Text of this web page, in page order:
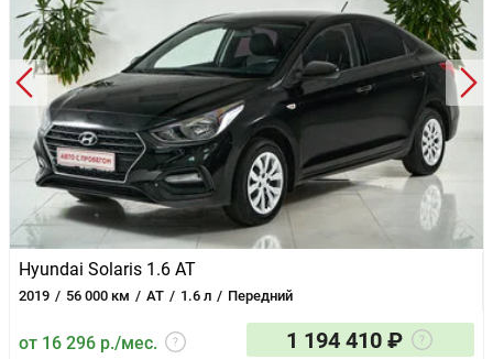
Hyundai Solaris 1.6 AT
2019 56 000 км AT 1.6 л Передний
от 16 296 р./мес. 1 194 410 ₽